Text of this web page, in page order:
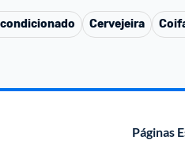
Cervejeira
Páginas